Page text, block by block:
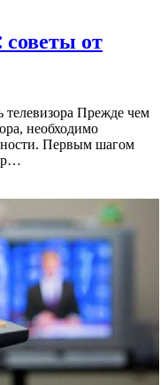
советы от
телевизора Прежде чем
необходимо
Первым шагом